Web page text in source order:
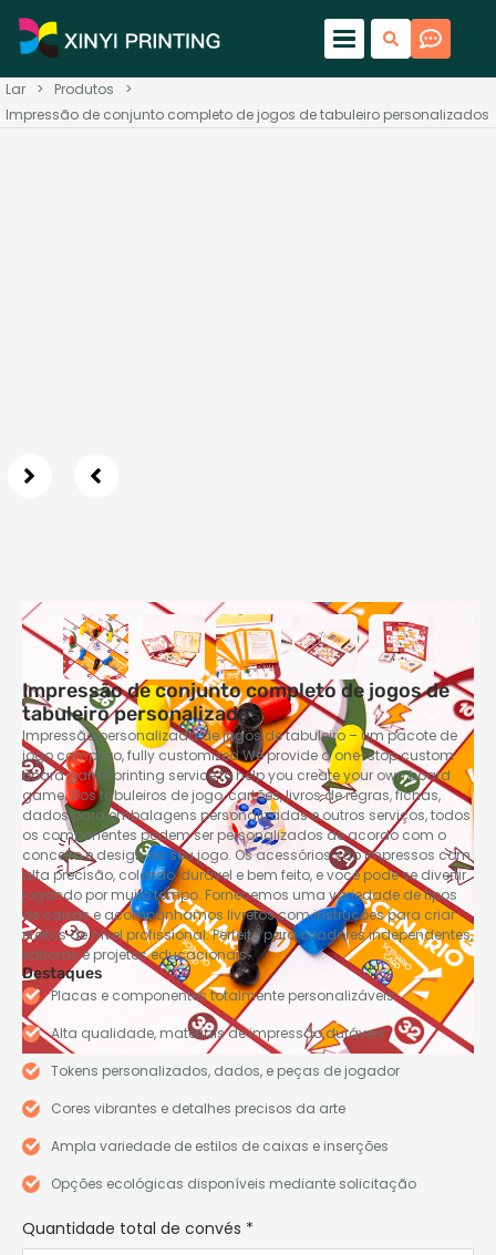
Lar > Produtos
>
Impressão de conjunto completo de jogos de tabuleiro personalizados
Impressão de conjunto completo de jogos de
tabuleiro personalizados
Impressão personalizada de jogos de tabuleiro – um pacote de
jogo completo,fully customized We provide a one-stop custom
board game printing service to help you create your own board
game. Dos tabuleiros de jogo, cartões, livros de regras, fichas,
dados para embalagens personalizadas e outros serviços, todos
os componentes podem ser personalizados de acordo com o
conceito e design do seu jogo. Os acessórios são impressos com
alta precisão, colorido, durável e bem feito, e você pode se divertir
jogando por muito tempo. Fornecemos uma variedade de tipos
de caixas e acompanhamos livretos com instruções para criar
efeitos de nível profissional. Perfeito para criadores independentes,
editoras e projetos educacionais.
Destaques
Placas e componentes totalmente personalizáveis
Alta qualidade, materiais de impressão duráveis
Tokens personalizados, dados, e peças de jogador
Cores vibrantes e detalhes precisos da arte
Ampla variedade de estilos de caixas e inserções
Opções ecológicas disponíveis mediante solicitação
Quantidade total de convés *